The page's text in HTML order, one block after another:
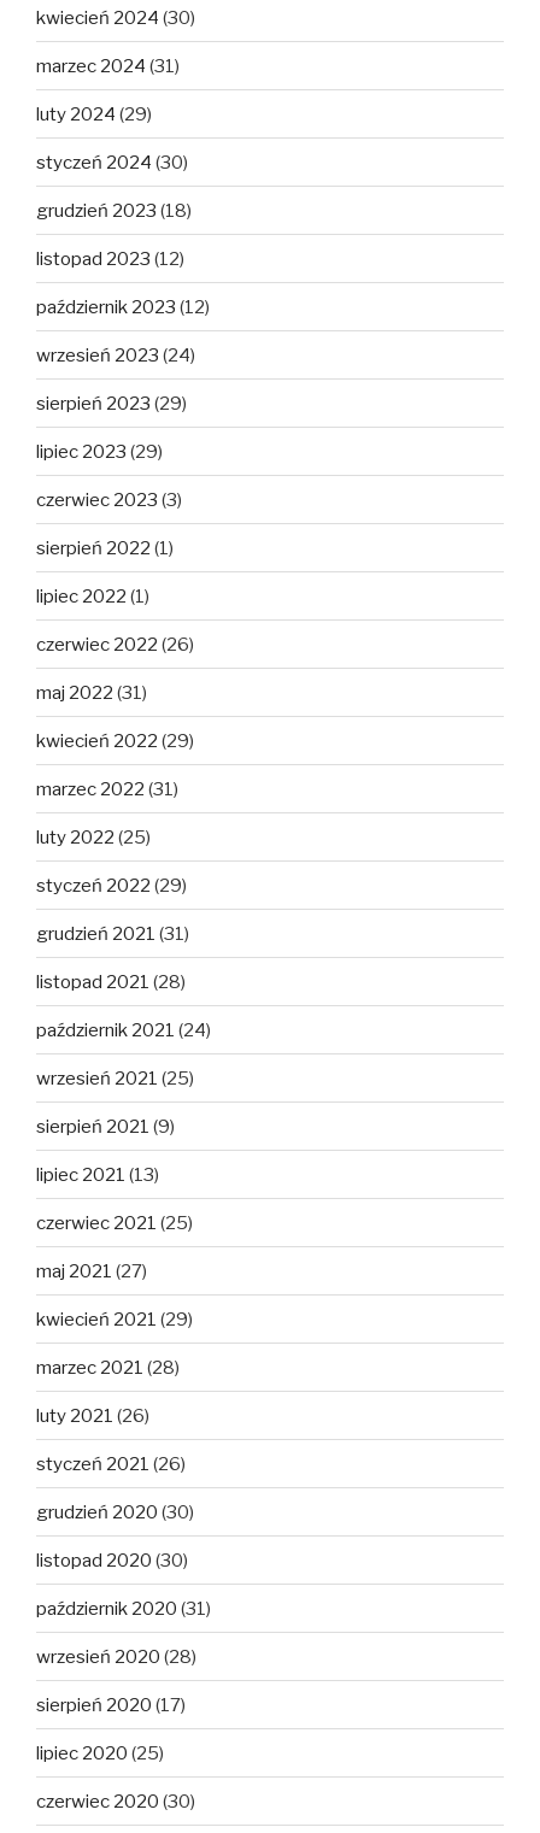
kwiecień 2024 (30)
marzec 2024 (31)
luty 2024 (29)
styczeń 2024 (30)
grudzień 2023 (18)
listopad 2023 (12)
październik 2023 (12)
wrzesień 2023 (24)
sierpień 2023 (29)
lipiec 2023 (29)
czerwiec 2023 (3)
sierpień 2022 (1)
lipiec 2022 (1)
czerwiec 2022 (26)
maj 2022 (31)
kwiecień 2022 (29)
marzec 2022 (31)
luty 2022 (25)
styczeń 2022 (29)
grudzień 2021 (31)
listopad 2021 (28)
październik 2021 (24)
wrzesień 2021 (25)
sierpień 2021 (9)
lipiec 2021 (13)
czerwiec 2021 (25)
maj 2021 (27)
kwiecień 2021 (29)
marzec 2021 (28)
luty 2021 (26)
styczeń 2021 (26)
grudzień 2020 (30)
listopad 2020 (30)
październik 2020 (31)
wrzesień 2020 (28)
sierpień 2020 (17)
lipiec 2020 (25)
czerwiec 2020 (30)